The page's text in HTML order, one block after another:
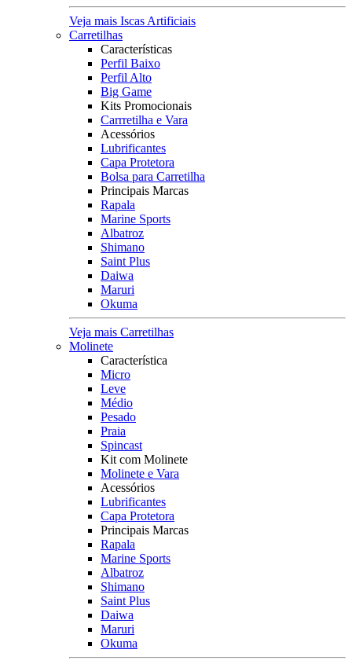
Veja mais Iscas Artificiais
Carretilhas
Características
Perfil Baixo
Perfil Alto
Big Game
Kits Promocionais
Carrretilha e Vara
Acessórios
Lubrificantes
Capa Protetora
Bolsa para Carretilha
Principais Marcas
Rapala
Marine Sports
Albatroz
Shimano
Saint Plus
Daiwa
Maruri
Okuma
Veja mais Carretilhas
Molinete
Característica
Micro
Leve
Médio
Pesado
Praia
Spincast
Kit com Molinete
Molinete e Vara
Acessórios
Lubrificantes
Capa Protetora
Principais Marcas
Rapala
Marine Sports
Albatroz
Shimano
Saint Plus
Daiwa
Maruri
Okuma